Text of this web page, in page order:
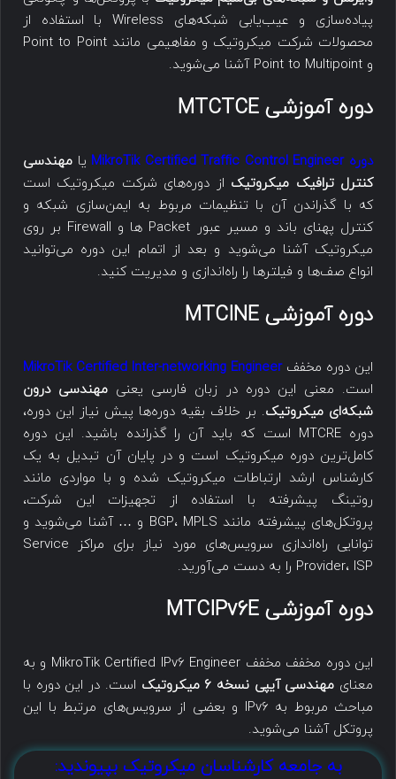
پیاده‌سازی و عیب‌یابی شبکه‌های Wireless با استفاده از
محصولات شرکت میکروتیک و مفاهیمی مانند Point to Point
و Point to Multipoint آشنا می‌شوید.
دوره آموزشی MTCTCE
دوره MikroTik Certified Traffic Control Engineer یا مهندسی
کنترل ترافیک میکروتیک از دوره‌های شرکت میکروتیک است
که با گذراندن آن با تنظیمات مربوط به ایمن‌سازی شبکه و
کنترل پهنای باند و مسیر عبور Packet ها و Firewall بر روی
میکروتیک آشنا می‌شوید و بعد از اتمام این دوره می‌توانید
انواع صف‌ها و فیلترها را راه‌اندازی و مدیریت کنید.
دوره آموزشی MTCINE
این دوره مخففMikroTik Certified Inter-networking Engineer
است. معنی این دوره در زبان فارسی یعنی مهندسی درون
شبکه‌ای میکروتیک. بر خلاف بقیه دوره‌ها پیش نیاز این دوره،
دوره MTCRE است که باید آن را گذرانده باشید. این دوره
کامل‌ترین دوره میکروتیک است و در پایان آن تبدیل به یک
کارشناس ارشد ارتباطات میکروتیک شده و با مواردی مانند
روتینگ پیشرفته با استفاده از تجهیزات این شرکت،
پروتکل‌های پیشرفته مانند BGP، MPLS و … آشنا می‌شوید و
توانایی راه‌اندازی سرویس‌های مورد نیاز برای مراکز Service
Provider، ISP را به دست می‌آورید.
دوره آموزشی MTCIPv6E
این دوره مخفف مخفف MikroTik Certified IPv6 Engineer و به
معنای مهندسی آیپی نسخه ۶ میکروتیک
است. در این دوره با
مباحث مربوط به IPv6 و بعضی از سرویس‌های مرتبط با این
پروتکل آشنا می‌شوید.
به جامعه کارشناسان میکروتیک بپیوندید: